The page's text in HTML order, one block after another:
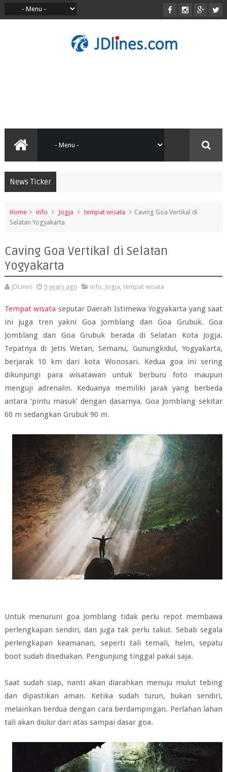
News Ticker
Home info Jogja tempat wisata
Caving Goa Vertikal di
Selatan Yogyakarta
Caving Goa Vertikal di Selatan
Yogyakarta
JDLines 9 years ago info, Jogja, tempat wisata
Tempat wisata seputar Daerah Istimewa Yogyakarta yang saat
ini juga tren yakni Goa Jomblang dan Goa Grubuk. Goa
Jomblang dan Goa Grubuk berada di Selatan Kota Jogja.
Tepatnya di Jetis Wetan, Semanu, Gunungkidul, Yogyakarta,
berjarak 10 km dari kota Wonosari. Kedua goa ini sering
dikunjungi para wisatawan untuk berburu foto maupun
menguji adrenalin. Keduanya memiliki jarak yang berbeda
antara ‘pintu masuk’ dengan dasarnya. Goa Jomblang sekitar
60 m sedangkan Grubuk 90 m.
Untuk menuruni goa Jomblang tidak perlu repot membawa
perlengkapan sendiri, dan juga tak perlu takut. Sebab segala
perlengkapan keamanan, seperti tali temali, helm, sepatu
boot sudah disediakan. Pengunjung tinggal pakai saja.
Saat sudah siap, nanti akan diarahkan menuju mulut tebing
dan dipastikan aman. Ketika sudah turun, bukan sendiri,
melainkan berdua dengan cara berdampingan. Perlahan lahan
tali akan diulur dari atas sampai dasar goa.